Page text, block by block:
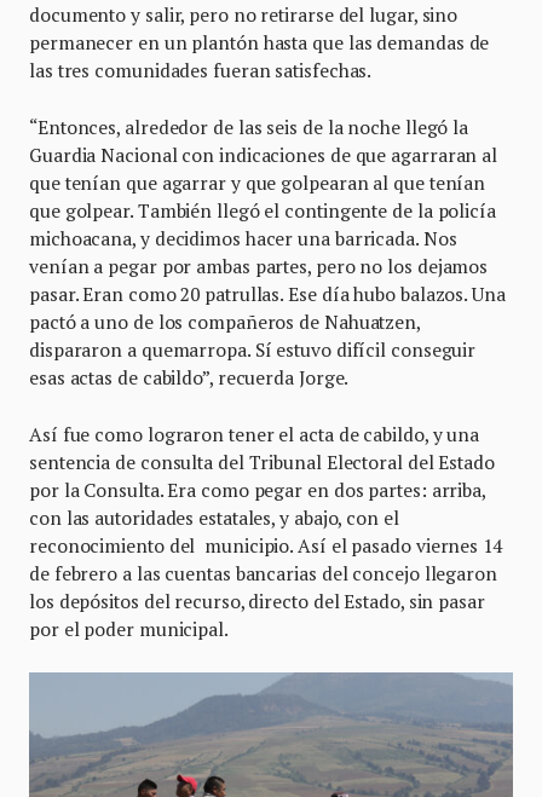
documento y salir, pero no retirarse del lugar, sino
permanecer en un plantón hasta que las demandas de
las tres comunidades fueran satisfechas.
“Entonces, alrededor de las seis de la noche llegó la
Guardia Nacional con indicaciones de que agarraran al
que tenían que agarrar y que golpearan al que tenían
que golpear. También llegó el contingente de la policía
michoacana, y decidimos hacer una barricada. Nos
venían a pegar por ambas partes, pero no los dejamos
pasar. Eran como 20 patrullas. Ese día hubo balazos. Una
pactó a uno de los compañeros de Nahuatzen,
dispararon a quemarropa. Sí estuvo difícil conseguir
esas actas de cabildo”, recuerda Jorge.
Así fue como lograron tener el acta de cabildo, y una
sentencia de consulta del Tribunal Electoral del Estado
por la Consulta. Era como pegar en dos partes: arriba,
con las autoridades estatales, y abajo, con el
reconocimiento del municipio. Así el pasado viernes 14
de febrero a las cuentas bancarias del concejo llegaron
los depósitos del recurso, directo del Estado, sin pasar
por el poder municipal.